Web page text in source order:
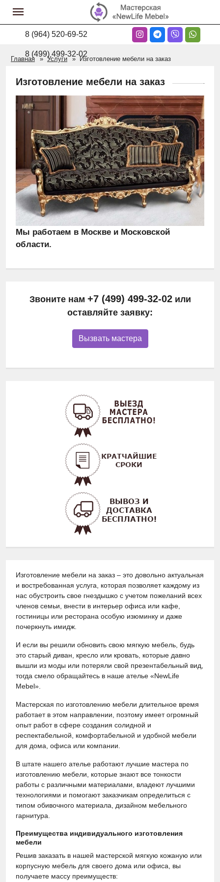
8 (964) 520-69-52
8 (499) 499-32-02
Главная Услуги Изготовление мебели на заказ
Изготовление мебели на заказ
Мы работаем в Москве и Московской
области.
Звоните нам +7 (499) 499-32-02или
оставляйте заявку:
Вызвать мастера
Изготовление мебели на заказ – это довольно актуальная
и востребованная услуга, которая позволяет каждому из
нас обустроить свое гнездышко с учетом пожеланий всех
членов семьи, внести в интерьер офиса или кафе,
гостиницы или ресторана особую изюминку и даже
почеркнуть имидж.
И если вы решили обновить свою мягкую мебель, будь
это старый диван, кресло или кровать, которые давно
вышли из моды или потеряли свой презентабельный вид,
тогда смело обращайтесь в наше ателье «NewLife
Mebel».
Мастерская по изготовлению мебели длительное время
работает в этом направлении, поэтому имеет огромный
опыт работ в сфере создания солидной и
респектабельной, комфортабельной и удобной мебели
для дома, офиса или компании.
В штате нашего ателье работают лучшие мастера по
изготовлению мебели, которые знают все тонкости
работы с различными материалами, владеют лучшими
технологиями и помогают заказчикам определиться с
типом обивочного материала, дизайном мебельного
гарнитура.
Преимущества индивидуального изготовления
мебели
Решив заказать в нашей мастерской мягкую кожаную или
корпусную мебель для своего дома или офиса, вы
получаете массу преимуществ: